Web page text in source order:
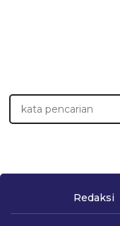
Redaksi